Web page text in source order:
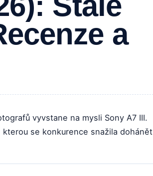
a
vyvstane na mysli Sony A7 III.
se konkurence snažila dohánět